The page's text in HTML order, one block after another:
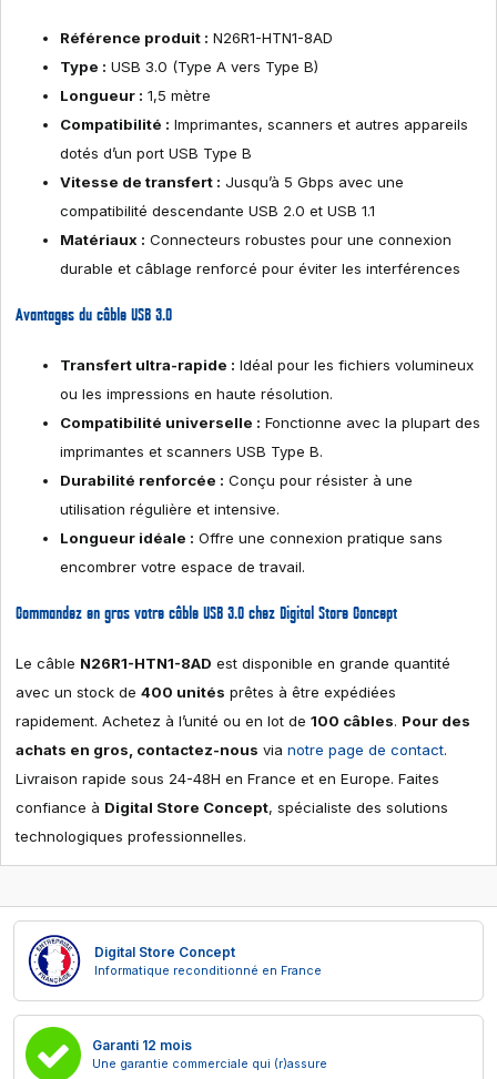
Référence produit : N26R1-HTN1-8AD
Type : USB 3.0 (Type A vers Type B)
Longueur : 1,5 mètre
Compatibilité : Imprimantes, scanners et autres appareils
dotés d’un port USB Type B
Vitesse de transfert : Jusqu’à 5 Gbps avec une
compatibilité descendante USB 2.0 et USB 1.1
Matériaux : Connecteurs robustes pour une connexion
durable et câblage renforcé pour éviter les interférences
Avantages du câble USB 3.0
Transfert ultra-rapide : Idéal pour les fichiers volumineux
ou les impressions en haute résolution.
Compatibilité universelle : Fonctionne avec la plupart des
imprimantes et scanners USB Type B.
Durabilité renforcée : Conçu pour résister à une
utilisation régulière et intensive.
Longueur idéale : Offre une connexion pratique sans
encombrer votre espace de travail.
Commandez en gros votre câble USB 3.0 chez Digital Store Concept
Le câble N26R1-HTN1-8AD est disponible en grande quantité
avec un stock de400 unités prêtes à être expédiées
rapidement. Achetez à l’unité ou en lot de100 câbles. Pour des
achats en gros, contactez-nous vianotre page de contact.
Livraison rapide sous 24-48H en France et en Europe. Faites
confiance à Digital Store Concept, spécialiste des solutions
technologiques professionnelles.
Digital Store Concept
Informatique reconditionné en France
Garanti 12 mois
Une garantie commerciale qui (r)assure